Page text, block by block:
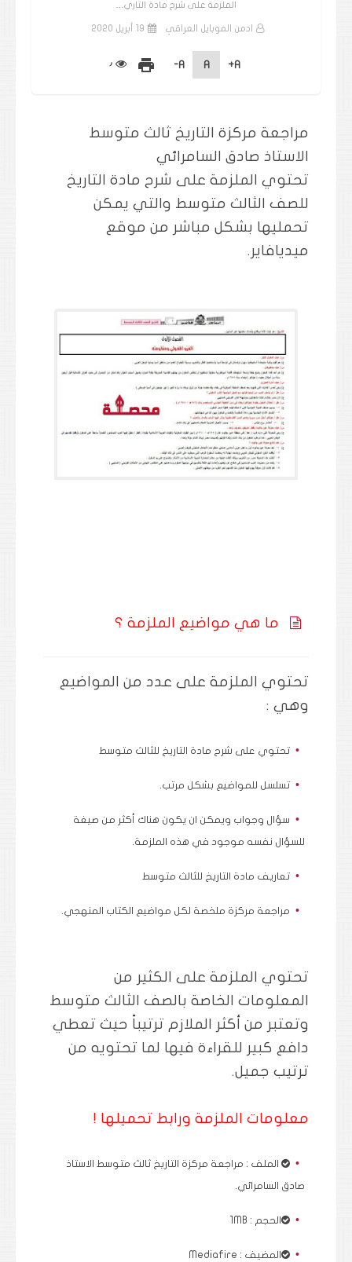
الملزمة على شرح مادة التاري…
ادمن الموبايل العراقي 19 أبريل 2020
A+
A
A-
print
مراجعة مركزة التاريخ ثالث متوسط
الاستاذ صادق السامرائي
تحتوي الملزمة على شرح مادة التاريخ
للصف الثالث متوسط والتي يمكن
تحمليها بشكل مباشر من موقع
ميديافاير.
ما هي مواضيع الملزمة ؟
تحتوي الملزمة على عدد من المواضيع
وهي :
تحتوي على شرح مادة التاريخ للثالث متوسط
تسلسل للمواضيع بشكل مرتب.
سؤال وجواب ويمكن ان يكون هناك أكثر من صيغة
للسؤال نفسه موجود في هذه الملزمة.
تعاريف مادة التاريخ للثالث متوسط
مراجعة مركزة ملخصة لكل مواضيع الكتاب المنهجي.
تحتوي الملزمة على الكثير من
المعلومات الخاصة بالصف الثالث متوسط
وتعتبر من أكثر الملازم ترتيباً حيث تعطي
دافع كبير للقراءة فيها لما تحتويه من
ترتيب جميل.
معلومات الملزمة ورابط تحميلها !
الملف : مراجعة مركزة التاريخ ثالث متوسط الاستاذ
صادق السامرائي.
الحجم : 1MB
المضيف : Mediafire